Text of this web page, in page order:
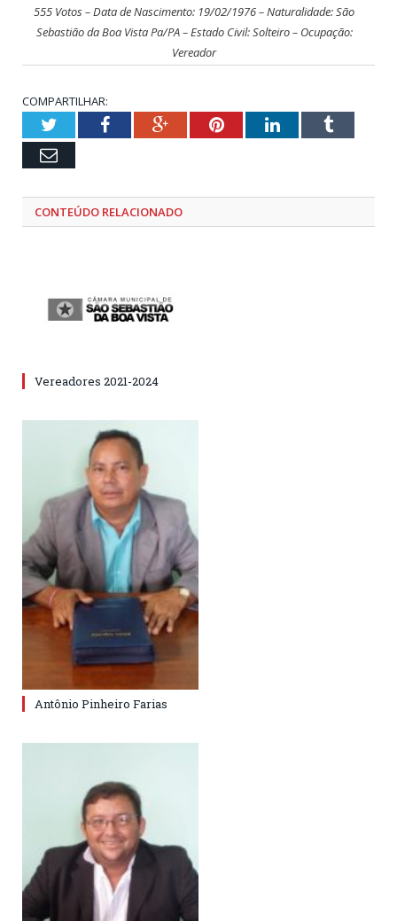
555 Votos – Data de Nascimento: 19/02/1976 – Naturalidade: São
Sebastião da Boa Vista Pa/PA – Estado Civil: Solteiro – Ocupação:
Vereador
COMPARTILHAR:
TwitterFacebookGoogle+PinterestLinkedInTumblr
Email
CONTEÚDO RELACIONADO
Vereadores 2021-2024
Antônio Pinheiro Farias